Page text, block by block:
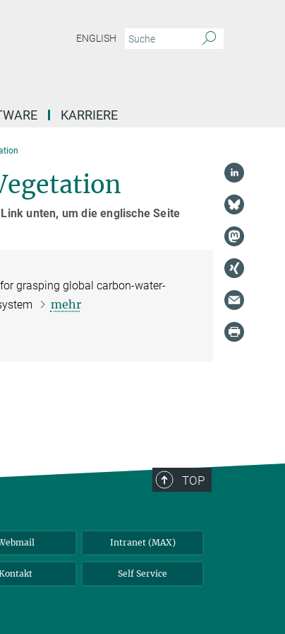
ENGLISH
KARRIERE
unten, um die englische Seite
grasping global carbon-water-
mehr
TOP
Intranet (MAX)
Self Service